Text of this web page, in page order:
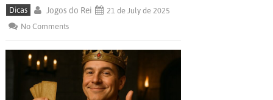
Dicas Jogos do Rei
21 de July de 2025
No Comments